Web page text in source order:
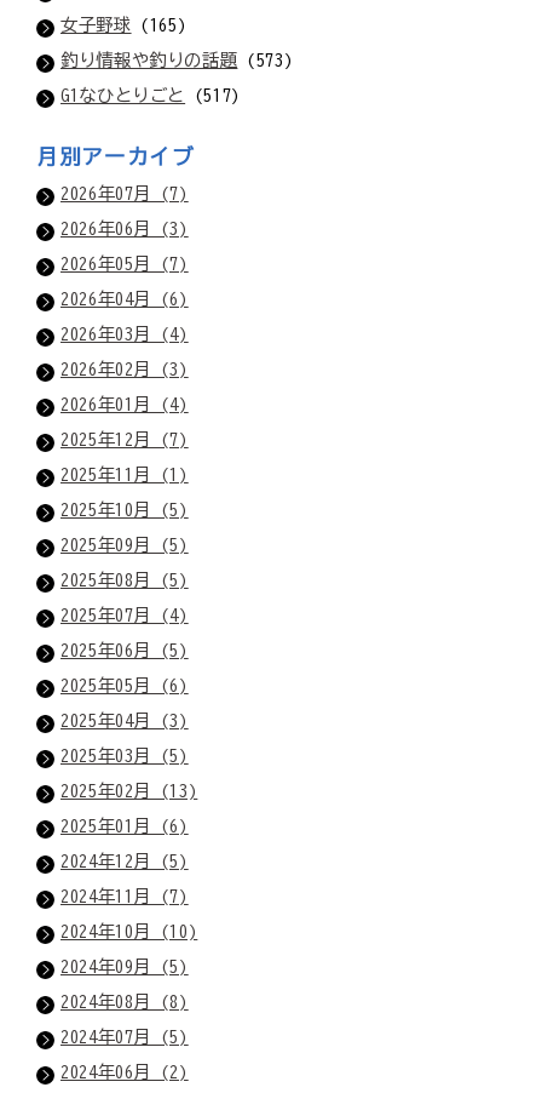
女子野球 (165)
釣り情報や釣りの話題 (573)
G1なひとりごと
(517)
月別アーカイブ
2026年07月 (7)
2026年06月 (3)
2026年05月 (7)
2026年04月 (6)
2026年03月 (4)
2026年02月 (3)
2026年01月 (4)
2025年12月 (7)
2025年11月 (1)
2025年10月 (5)
2025年09月 (5)
2025年08月 (5)
2025年07月 (4)
2025年06月 (5)
2025年05月 (6)
2025年04月 (3)
2025年03月 (5)
2025年02月 (13)
2025年01月 (6)
2024年12月 (5)
2024年11月 (7)
2024年10月 (10)
2024年09月 (5)
2024年08月 (8)
2024年07月 (5)
2024年06月 (2)